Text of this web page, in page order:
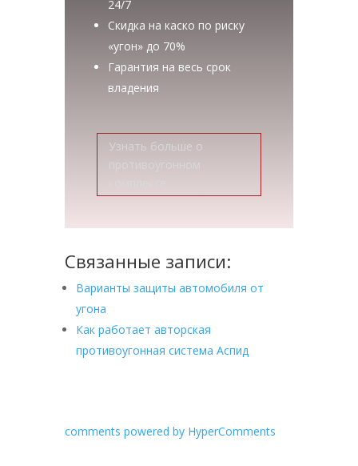
24/7
Скидка на каско по риску
«угон» до 70%
Гарантия на весь срок
владения
Узнать больше о
противоугонном
Связанные записи:
Варианты защиты автомобиля от
угона
Как работает авторская
противоугонная система Аспид
comments powered by HyperComments